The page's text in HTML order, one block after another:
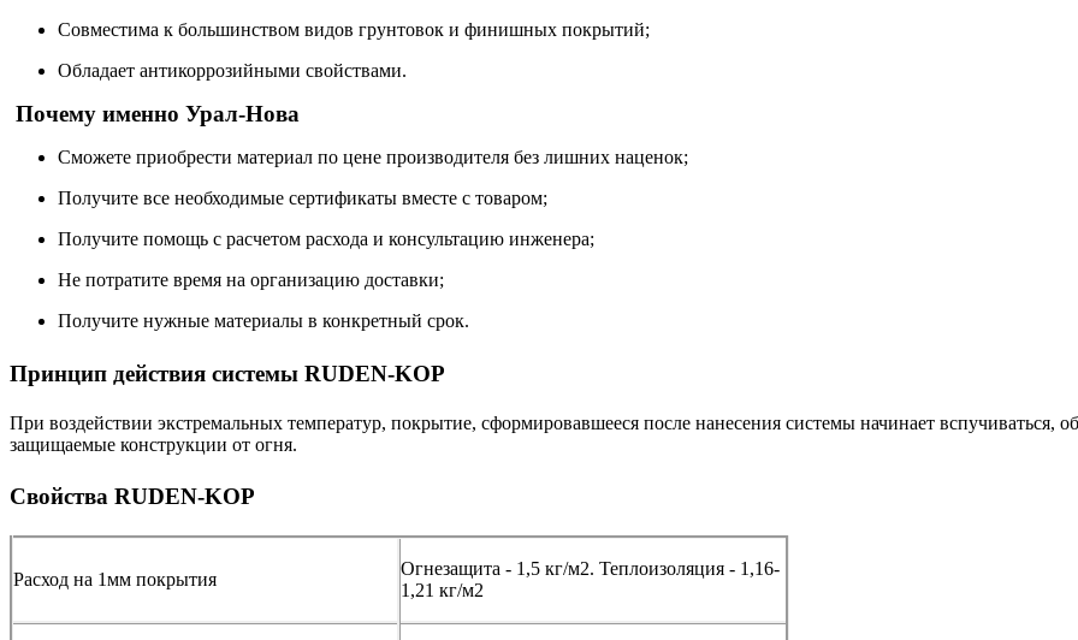
Совместима к большинством видов грунтовок и финишных покрытий;
Обладает антикоррозийными свойствами.
Почему именно Урал-Нова
Сможете приобрести материал по цене производителя без лишних наценок;
Получите все необходимые сертификаты вместе с товаром;
Получите помощь с расчетом расхода и консультацию инженера;
Не потратите время на организацию доставки;
Получите нужные материалы в конкретный срок.
Принцип действия системы RUDEN-KOP
При воздействии экстремальных температур, покрытие, сформировавшееся после нанесения системы начинает вспучиваться,
защищаемые конструкции от огня.
Свойства RUDEN-KOP
Расход на 1мм покрытия
Огнезащита - 1,5 кг/м2. Теплоизоляция - 1,16-
1,21 кг/м2